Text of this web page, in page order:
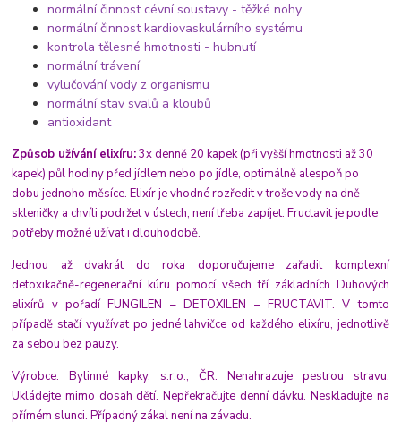
normální činnost cévní soustavy - těžké nohy
normální činnost kardiovaskulárního systému
kontrola tělesné hmotnosti - hubnutí
normální trávení
vylučování vody z organismu
normální stav svalů a kloubů
antioxidant
Způsob užívání elixíru:3x denně 20 kapek (při vyšší hmotnosti až 30
kapek) půl hodiny před jídlem nebo po jídle, optimálně alespoň po
dobu jednoho měsíce. Elixír je vhodné rozředit v troše vody na dně
skleničky a chvíli podržet v ústech, není třeba zapíjet. Fructavit je podle
potřeby možné užívat i dlouhodobě.
Jednou až dvakrát do roka doporučujeme zařadit komplexní
detoxikačně-regenerační kúru pomocí všech tří základních Duhových
elixírů v pořadí FUNGILEN – DETOXILEN – FRUCTAVIT. V tomto
případě stačí využívat po jedné lahvičce od každého elixíru, jednotlivě
za sebou bez pauzy.
Výrobce: Bylinné kapky, s.r.o., ČR. Nenahrazuje pestrou stravu.
Ukládejte mimo dosah dětí. Nepřekračujte denní dávku. Neskladujte na
přímém slunci. Případný zákal není na závadu.